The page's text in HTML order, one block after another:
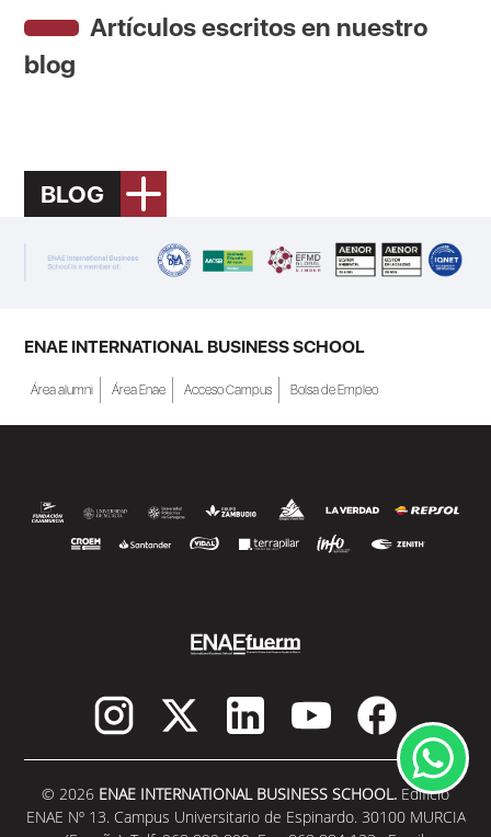
Artículos escritos en nuestro
blog
BLOG
ENAE INTERNATIONAL BUSINESS SCHOOL
Área alumni Área Enae Acceso Campus Bolsa de Empleo
© 2026 ENAE INTERNATIONAL BUSINESS SCHOOL. Edificio
ENAE Nº 13. Campus Universitario de Espinardo. 30100 MURCIA